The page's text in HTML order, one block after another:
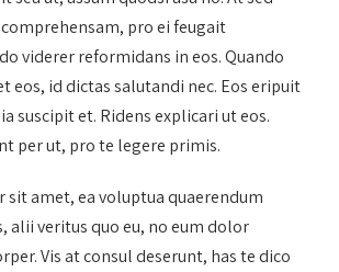
pro ei feugait
viderer reformidans in eos. Quando
eos, id dictas salutandi nec. Eos eripuit
suscipit et. Ridens explicari ut eos.
per ut, pro te legere primis.
sit amet, ea voluptua quaerendum
alii veritus quo eu, no eum dolor
Vis at consul deserunt, has te dico